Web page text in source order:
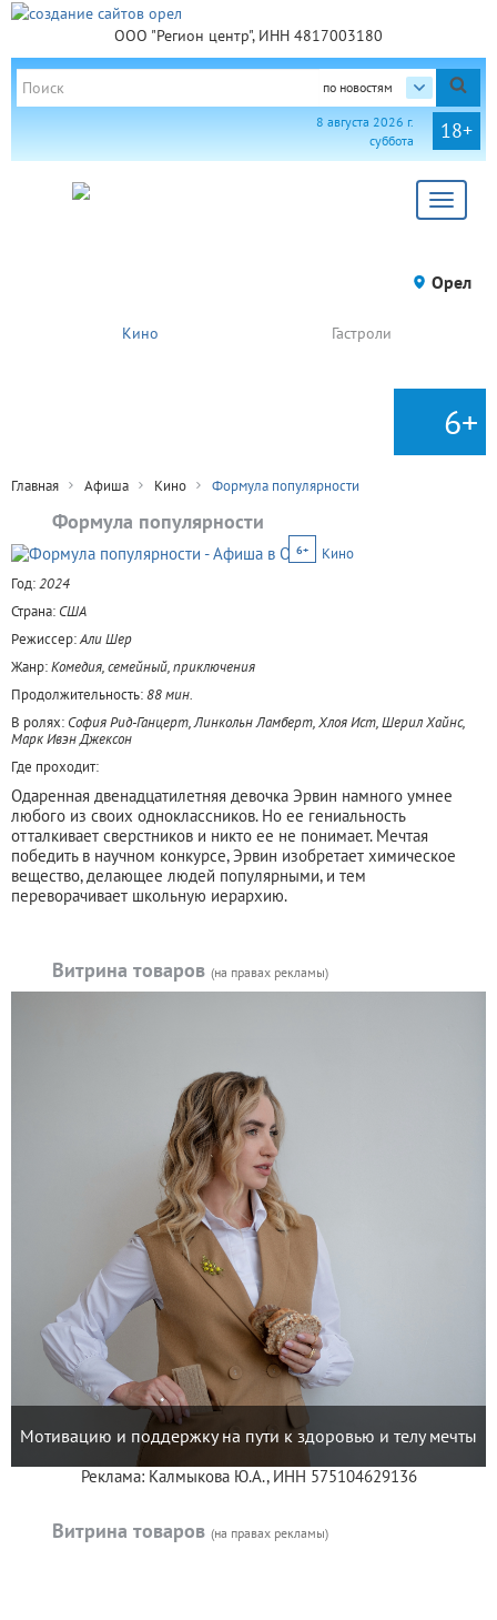
ООО "Регион центр", ИНН 4817003180
по новостям
18+
8 августа 2026 г.
суббота
Toggle
Орел
Кино Гастроли
6+
Главная Афиша Кино Формула популярности
Формула популярности
6+
Кино
Год:2024
Страна: США
Режиссер:Али Шер
Жанр:Комедия, семейный, приключения
Продолжительность:88 мин.
В ролях: София Рид-Ганцерт, Линкольн Ламберт, Хлоя Ист, Шерил Хайнс,
Марк Ивэн Джексон
Где проходит:
Одаренная двенадцатилетняя девочка Эрвин намного умнее
любого из своих одноклассников. Но ее гениальность
отталкивает сверстников и никто ее не понимает. Мечтая
победить в научном конкурсе, Эрвин изобретает химическое
вещество, делающее людей популярными, и тем
переворачивает школьную иерархию.
Витрина товаров (на правах рекламы)
Мотивацию и поддержку на пути к здоровью и телу мечты
Реклама: Калмыкова Ю.А., ИНН 575104629136
Витрина товаров (на правах рекламы)